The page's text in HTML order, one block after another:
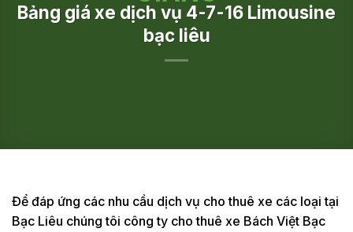
Bảng giá xe dịch vụ 4-7-16 Limousine
bạc liêu
Để đáp ứng các nhu cầu dịch vụ cho thuê xe các loại tại
Bạc Liêu chúng tôi công ty cho thuê xe Bách Việt Bạc